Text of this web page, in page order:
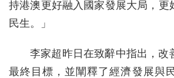
持港澳更好融入國家發展大局，更
民生。」
李家超昨日在致辭中指出，改
最終目標，並闡釋了經濟發展與